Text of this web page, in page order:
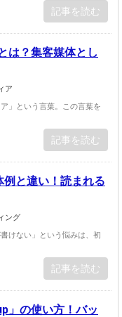
記事を読む
は？集客媒体とし
ア
」という言葉。この言葉を
記事を読む
例と違い！読まれる
ング
けない」という悩みは、初
記事を読む
」の使い方！バッ